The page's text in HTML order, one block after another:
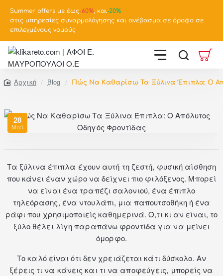
Summer offers με έως-60%, και-20%
στις υπηρεσίες συναρμολόγησης και ανέβασμα σε όροφο σε
επιλεγμένους νομούς
home
Blog Πώς Να Καθαρίσω Τα Ξύλινα Έπιπλα: Ο
28
Μαΐ
Τα ξύλινα έπιπλα έχουν αυτή τη ζεστή, φυσική αίσθηση
που κάνει έναν χώρο να δείχνει πιο φιλόξενος. Μπορεί
να είναι ένα τραπέζι σαλονιού, ένα έπιπλο
τηλεόρασης, ένα ντουλάπι, μια παπουτσοθήκη ή ένα
ράφι που χρησιμοποιείς καθημερινά. Ό,τι κι αν είναι, το
ξύλο θέλει λίγη παραπάνω φροντίδα για να μείνει
όμορφο.
Το καλό είναι ότι δεν χρειάζεται κάτι δύσκολο. Αν
ξέρεις τι να κάνεις και τι να αποφεύγεις, μπορείς να